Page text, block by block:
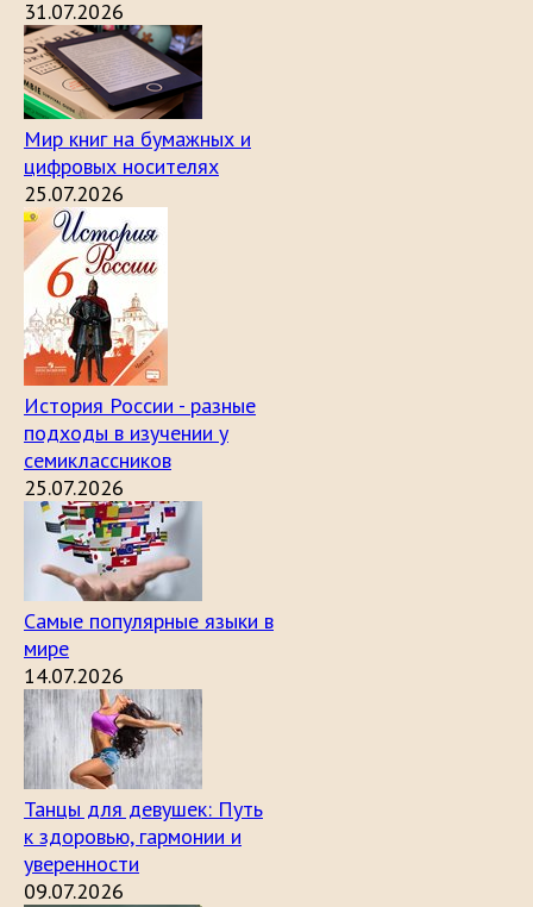
31.07.2026
Мир книг на бумажных и
цифровых носителях
25.07.2026
История России - разные
подходы в изучении у
семиклассников
25.07.2026
Самые популярные языки в
мире
14.07.2026
Танцы для девушек: Путь
к здоровью, гармонии и
уверенности
09.07.2026